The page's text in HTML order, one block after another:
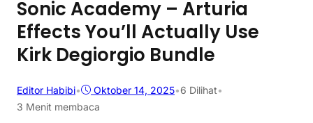
Sonic Academy – Arturia
Effects You’ll Actually Use
Kirk Degiorgio Bundle
Editor Habibi• Oktober 14, 2025•6 Dilihat•
3 Menit membaca